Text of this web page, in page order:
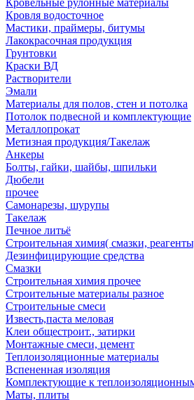
Кровельные рулонные материалы
Кровля водосточное
Мастики, праймеры, битумы
Лакокрасочная продукция
Грунтовки
Краски ВД
Растворители
Эмали
Материалы для полов, стен и потолка
Потолок подвесной и комплектующие
Металлопрокат
Метизная продукция/Такелаж
Анкеры
Болты, гайки, шайбы, шпильки
Дюбели
прочее
Самонарезы, шурупы
Такелаж
Печное литьё
Строительная химия( смазки,
Дезинфицирующие средства
Смазки
Строительная химия прочее
Строительные материалы разное
Строительные смеси
Известь,паста меловая
Клеи общестроит., затирки
Монтажные смеси, цемент
Теплоизоляционные материалы
Вспененная изоляция
Комплектующие к
Маты, плиты